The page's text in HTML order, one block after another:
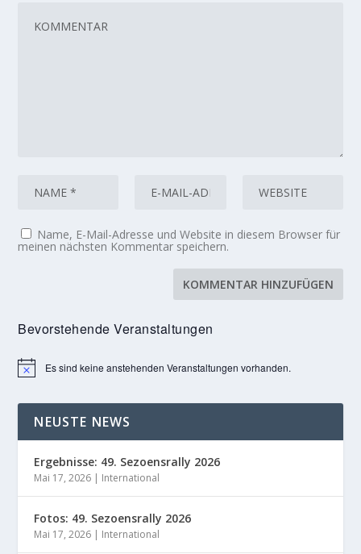
Name, E-Mail-Adresse und Website in diesem Browser für
meinen nächsten Kommentar speichern.
Bevorstehende Veranstaltungen
HinweisEs sind keine anstehenden Veranstaltungen vorhanden.
NEUSTE NEWS
Ergebnisse: 49. Sezoensrally 2026
Mai 17, 2026 | International
Fotos: 49. Sezoensrally 2026
Mai 17, 2026 | International